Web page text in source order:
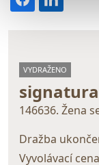
VYDRAŽENO
146636. Žena
Dražba
Vyvolávací